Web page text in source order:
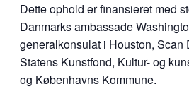
Dette ophold er finansieret med
Danmarks ambassade
generalkonsulat i Houston, Scan
Statens Kunstfond, Kultur- og
og Københavns Kommune.